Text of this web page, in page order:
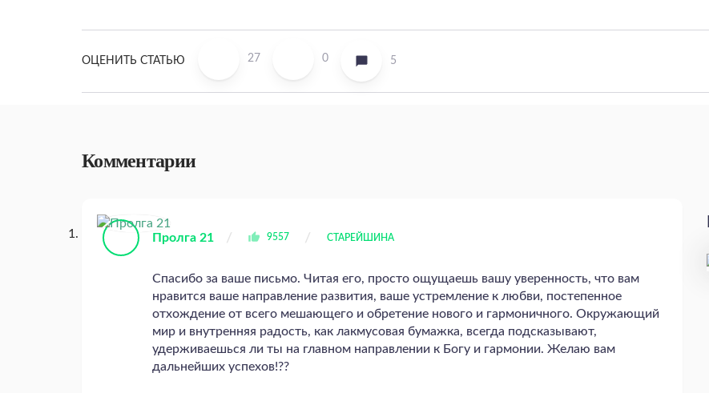
ОЦЕНИТЬ СТАТЬЮ 27 0 5
Комментарии
Пролга 21 9557 СТАРЕЙШИНА
Спасибо за ваше письмо. Читая его, просто ощущаешь вашу уверенность, что вам
нравится ваше направление развития, ваше устремление к любви, постепенное
отхождение от всего мешающего и обретение нового и гармоничного. Окружающий
мир и внутренняя радость, как лакмусовая бумажка, всегда подсказывают,
удерживаешься ли ты на главном направлении к Богу и гармонии. Желаю вам
дальнейших успехов!??